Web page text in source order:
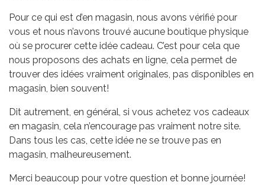
Pour ce qui est d’en magasin, nous avons vérifié pour
vous et nous n’avons trouvé aucune boutique physique
où se procurer cette idée cadeau. C’est pour cela que
nous proposons des achats en ligne, cela permet de
trouver des idées vraiment originales, pas disponibles en
magasin, bien souvent!
Dit autrement, en général, si vous achetez vos cadeaux
en magasin, cela n’encourage pas vraiment notre site.
Dans tous les cas, cette idée ne se trouve pas en
magasin, malheureusement.
Merci beaucoup pour votre question et bonne journée!